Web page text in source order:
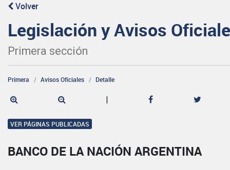
Volver
Legislación y Avisos
Primera sección
Primera Avisos Oficiales Detalle
VER PÁGINAS PUBLICADAS
BANCO DE LA NACIÓN ARGENTINA